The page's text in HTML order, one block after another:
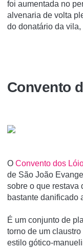
foi aumentada no
alvenaria de volta
do donatário da
Convento
O Convento dos
de São João
sobre o que restava
bastante danificado
É um conjunto de
torno de um
estilo gótico-